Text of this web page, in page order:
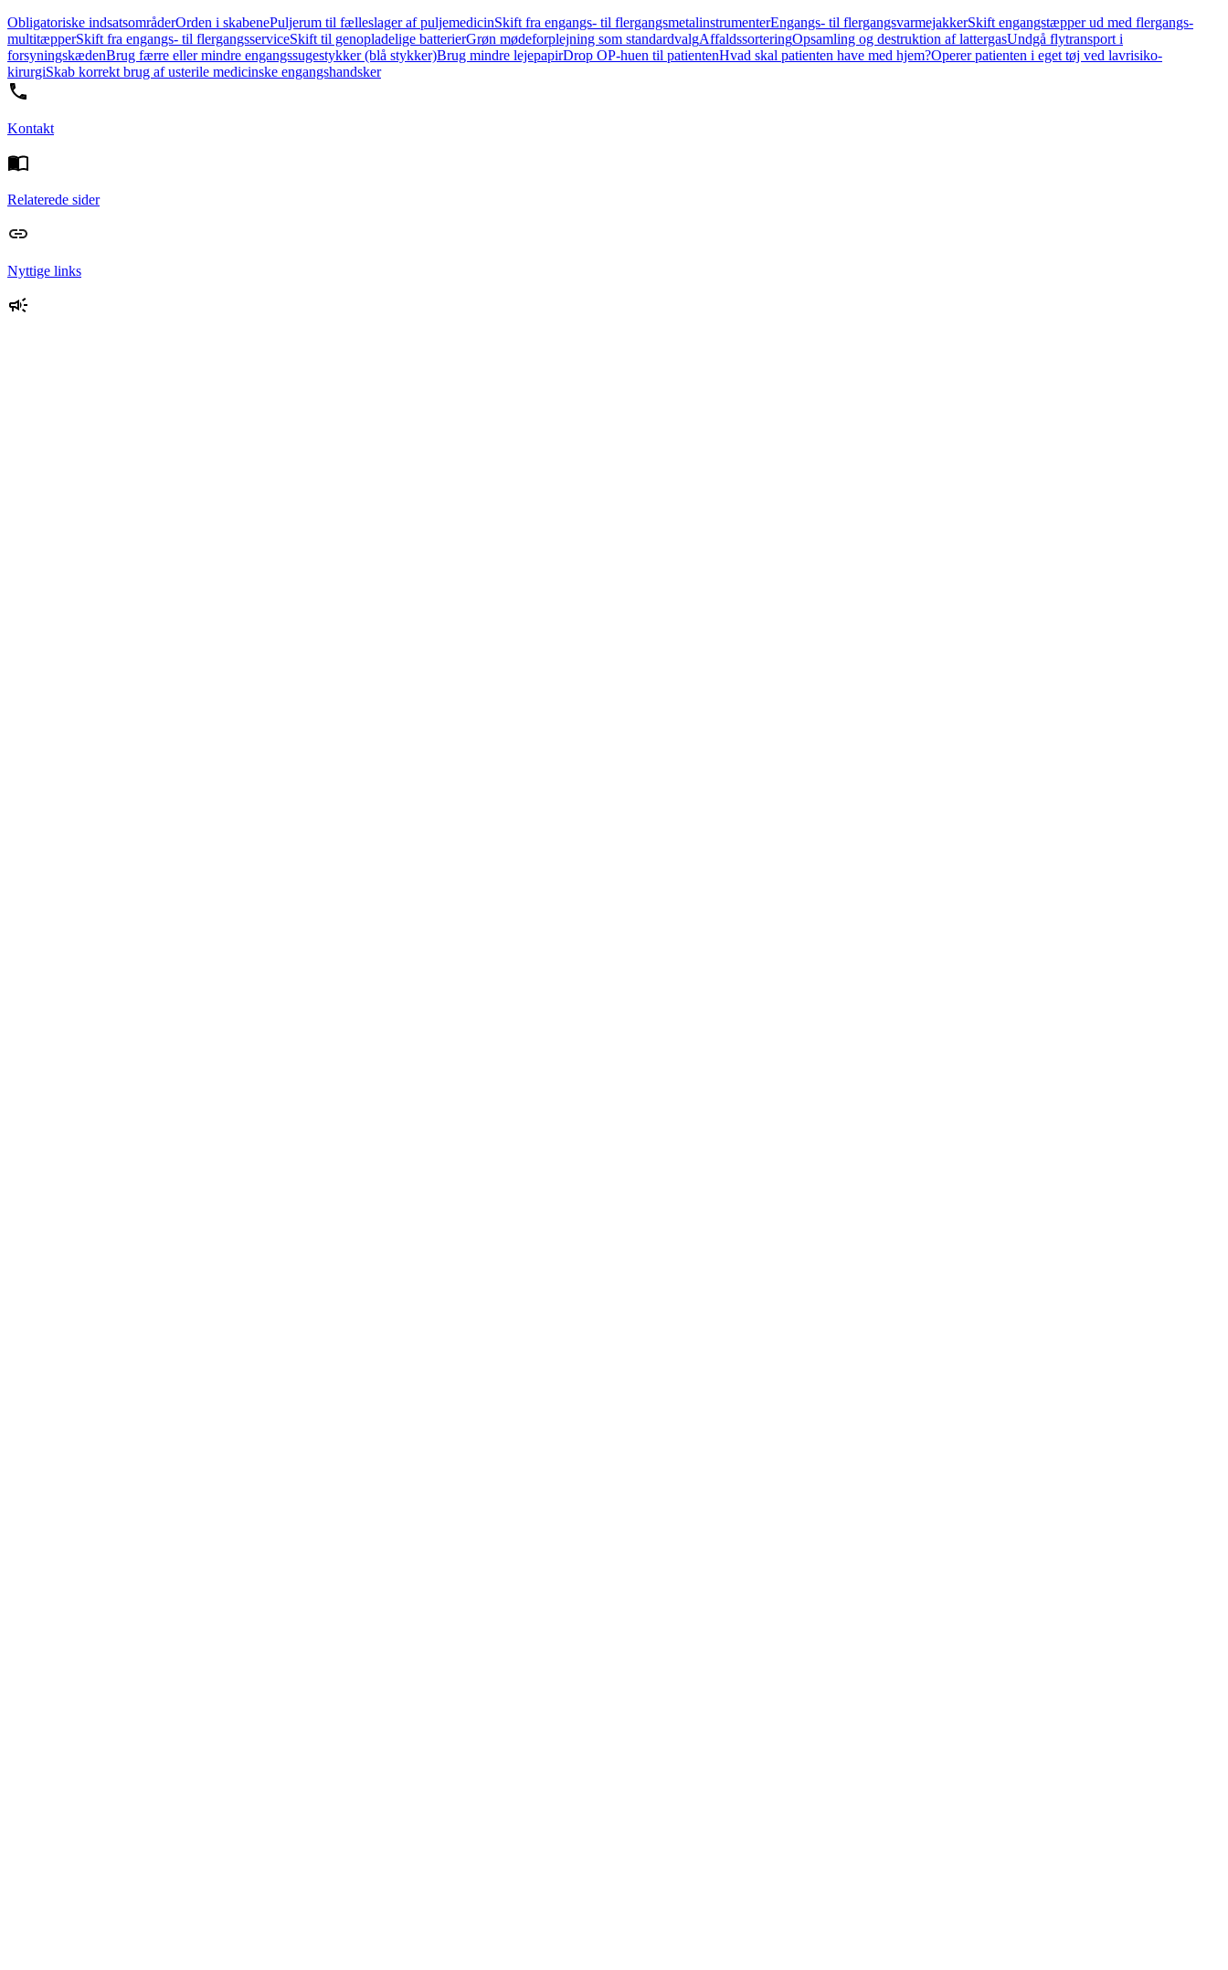
Obligatoriske indsatsområderOrden i skabenePuljerum til fælleslager af puljemedicinSkift fra engangs- til flergangsmetalinstrumenterEngangs- til flergangsvarmejakkerSkift engangstæpper ud med flergangs-
multitæpperSkift fra engangs- til flergangsserviceSkift til genopladelige batterierGrøn mødeforplejning som standardvalgAffaldssorteringOpsamling og destruktion af lattergasUndgå flytransport i
forsyningskædenBrug færre eller mindre engangssugestykker (blå stykker)Brug mindre lejepapirDrop OP-huen til patientenHvad skal patienten have med hjem?Operer patienten i eget tøj ved lavrisiko-
kirurgiSkab korrekt brug af usterile medicinske engangshandsker
Kontakt
Relaterede sider
Nyttige links